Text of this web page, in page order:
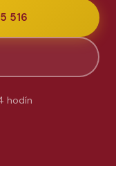
516
hodín